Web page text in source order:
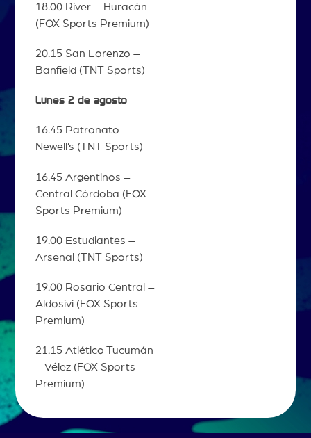
18.00 River – Huracán
(FOX Sports Premium)
20.15 San Lorenzo –
Banfield (TNT Sports)
Lunes 2 de agosto
16.45 Patronato –
Newell’s (TNT Sports)
16.45 Argentinos –
Central Córdoba (FOX
Sports Premium)
19.00 Estudiantes –
Arsenal (TNT Sports)
19.00 Rosario Central –
Aldosivi (FOX Sports
Premium)
21.15 Atlético Tucumán
– Vélez (FOX Sports
Premium)